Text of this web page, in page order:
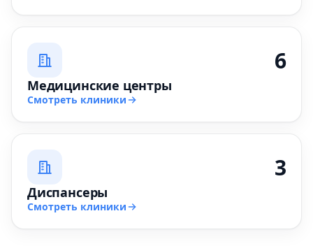
6
Медицинские центры
Смотреть клиники
3
Диспансеры
Смотреть клиники